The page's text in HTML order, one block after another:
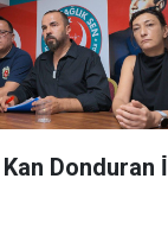
Donduran